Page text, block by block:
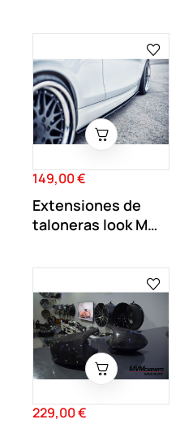
Precio
149,00 €
Extensiones de
taloneras look M
Precio
229,00 €